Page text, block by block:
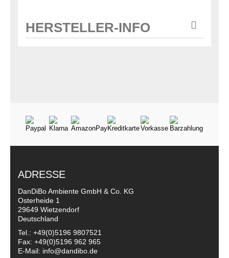
HERSTELLER-INFO
ADRESSE
DanDiBo Ambiente GmbH & Co. KG
Osterheide 1
29649 Wietzendorf
Deutschland
Tel.: +49(0)5196 9807521
Fax: +49(0)5196 962 965
E-Mail: info@dandibo.de